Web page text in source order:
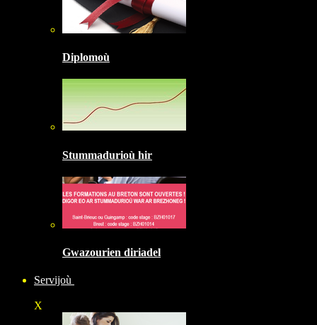
Diplomoù
Stummadurioù hir
Gwazourien diriadel
Servijoù
X